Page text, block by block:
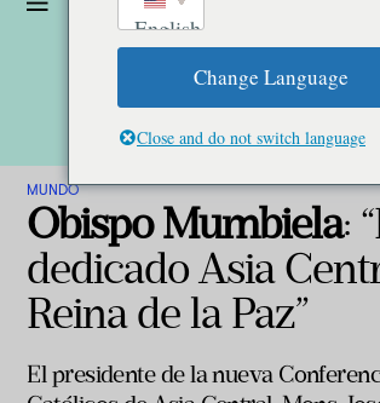
MUNDO
Obispo Mumbiela:
dedicado Asia
Reina de la Paz”
El presidente de la nueva
English
Change Language
Close and do not switch language